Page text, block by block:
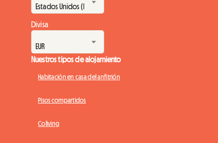
Divisa
Nuestros tipos de alojamiento
Habitación en casa del anfitrión
Pisos compartidos
Coliving